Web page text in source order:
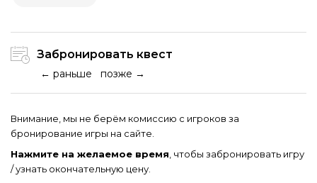
Забронировать квест
← раньше позже →
Внимание, мы не берём комиссию с игроков за
бронирование игры на сайте.
Нажмите на желаемое время , чтобы забронировать игру
/ узнать окончательную цену.